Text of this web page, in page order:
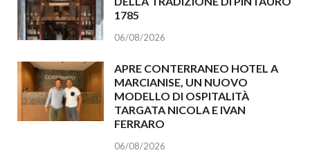
1785
06/08/2026
APRE CONTERRANEO HOTEL A
MARCIANISE, UN NUOVO
MODELLO DI OSPITALITÀ
TARGATA NICOLA E IVAN
FERRARO
06/08/2026